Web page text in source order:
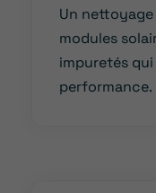
Un
modules
impuretés
performance.